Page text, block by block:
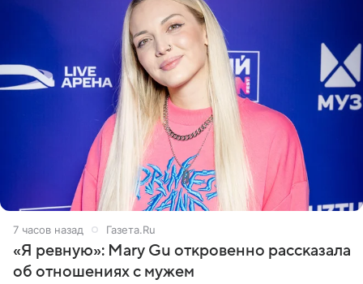
7 часов назад Газета.Ru
«Я ревную»: Mary Gu откровенно рассказала
об отношениях с мужем